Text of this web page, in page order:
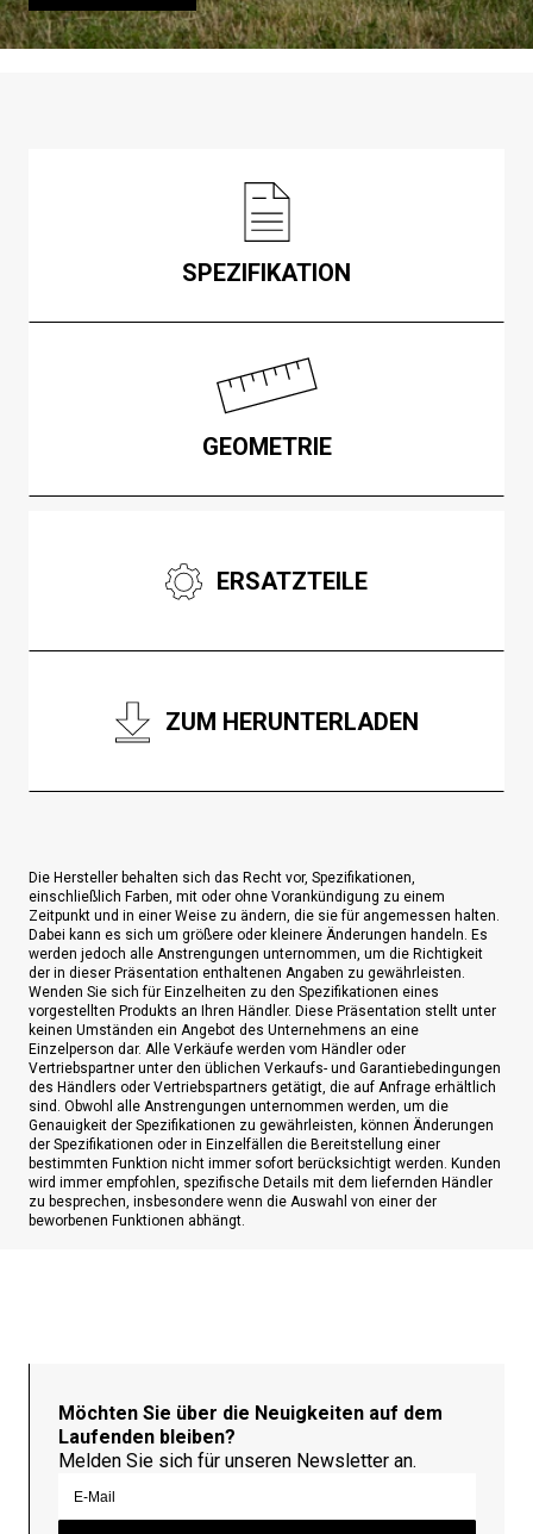
SPEZIFIKATION
GEOMETRIE
ERSATZTEILE
ZUM HERUNTERLADEN
Die Hersteller behalten sich das Recht vor, Spezifikationen,
einschließlich Farben, mit oder ohne Vorankündigung zu einem
Zeitpunkt und in einer Weise zu ändern, die sie für angemessen halten.
Dabei kann es sich um größere oder kleinere Änderungen handeln. Es
werden jedoch alle Anstrengungen unternommen, um die Richtigkeit
der in dieser Präsentation enthaltenen Angaben zu gewährleisten.
Wenden Sie sich für Einzelheiten zu den Spezifikationen eines
vorgestellten Produkts an Ihren Händler. Diese Präsentation stellt unter
keinen Umständen ein Angebot des Unternehmens an eine
Einzelperson dar. Alle Verkäufe werden vom Händler oder
Vertriebspartner unter den üblichen Verkaufs- und Garantiebedingungen
des Händlers oder Vertriebspartners getätigt, die auf Anfrage erhältlich
sind. Obwohl alle Anstrengungen unternommen werden, um die
Genauigkeit der Spezifikationen zu gewährleisten, können Änderungen
der Spezifikationen oder in Einzelfällen die Bereitstellung einer
bestimmten Funktion nicht immer sofort berücksichtigt werden. Kunden
wird immer empfohlen, spezifische Details mit dem liefernden Händler
zu besprechen, insbesondere wenn die Auswahl von einer der
beworbenen Funktionen abhängt.
Möchten Sie über die Neuigkeiten auf dem
Laufenden bleiben?
Melden Sie sich für unseren Newsletter an.